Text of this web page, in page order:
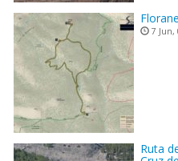
7 Jun,
Ruta